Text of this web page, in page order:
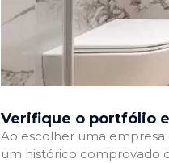
Verifique o portfólio
Ao escolher uma
um histórico comprovado